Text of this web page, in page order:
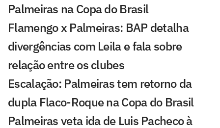
Palmeiras na Copa do Brasil
Flamengo x Palmeiras: BAP detalha
divergências com Leila e fala sobre
relação entre os clubes
Escalação: Palmeiras tem retorno da
dupla Flaco-Roque na Copa do Brasil
Palmeiras veta ida de Luis Pacheco à